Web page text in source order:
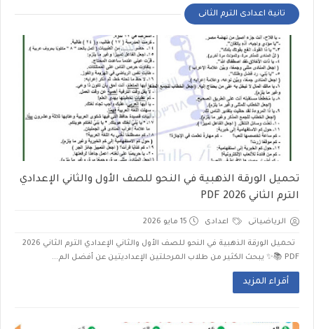
تانية اعدادى الترم الثانى
تحميل الورقة الذهبية في النحو للصف الأول والثاني الإعدادي
الترم الثاني 2026 PDF
الرياضياتى اعدادى 15 مايو 2026
تحميل الورقة الذهبية في النحو للصف الأول والثاني الإعدادي الترم الثاني 2026
PDF 📚✨ يبحث الكثير من طلاب المرحلتين الإعداديتين عن أفضل الم...
أقراء المزيد